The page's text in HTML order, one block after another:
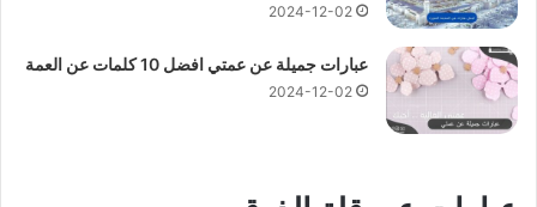
2024-12-02
عبارات جميلة عن عمتي افضل 10 كلمات عن العمة
2024-12-02